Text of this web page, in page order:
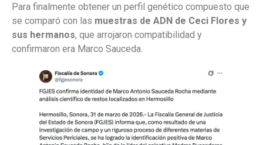
Para finalmente obtener un perfil genético compuesto que
se comparó con las muestras de ADN de Ceci Flores y
sus hermanos, que arrojaron compatibilidad y
confirmaron era Marco Sauceda.